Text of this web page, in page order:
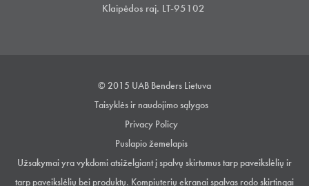
Klaipėdos raj. LT-95102
© 2015 UAB Benders Lietuva
Taisyklės ir naudojimo sąlygos
Privacy Policy
Puslapio žemelapis
Užsakymai yra vykdomi atsiželgiant į spalvų skirtumus tarp paveikslėlių ir
tarp paveikslėlių bei produktų. Kompiuterių ekranai spalvas rodo skirtingai